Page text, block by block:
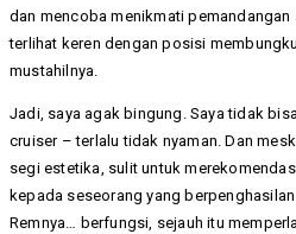
dan mencoba menikmati pemandangan
terlihat keren dengan posisi
mustahilnya.
Jadi, saya agak bingung. Saya tidak
cruiser – terlalu tidak nyaman. Dan
segi estetika, sulit untuk
kepada seseorang yang
Remnya… berfungsi, sejauh itu